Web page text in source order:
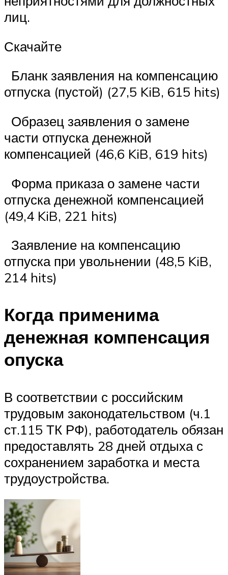
лиц.
Скачайте
Бланк заявления на компенсацию
отпуска (пустой) (27,5 KiB, 615 hits)
Образец заявления о замене
части отпуска денежной
компенсацией (46,6 KiB, 619 hits)
Форма приказа о замене части
отпуска денежной компенсацией
(49,4 KiB, 221 hits)
Заявление на компенсацию
отпуска при увольнении (48,5 KiB,
214 hits)
Когда применима
денежная компенсация
опуска
В соответствии с российским
трудовым законодательством (ч.1
ст.115 ТК РФ), работодатель обязан
предоставлять 28 дней отдыха с
сохранением заработка и места
трудоустройства.